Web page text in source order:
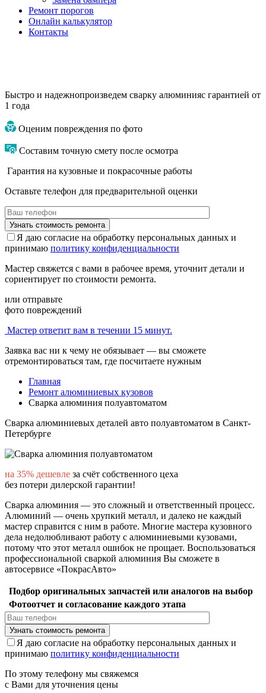
Ремонт порогов
Онлайн калькулятор
Контакты
Быстро и надежнопроизведем сварку алюминияс гарантией от
1 года
Оценим повреждения по фото
Составим точную смету после осмотра
Гарантия на кузовные и покрасочные работы
Оставьте телефон для предварительной оценки
Я даю согласие на обработку персональных данных и
принимаю политику конфиденциальности
Мастер свяжется с вами в рабочее время, уточнит детали и
сориентирует по стоимости ремонта.
или отправьте
фото повреждений
Мастер ответит вам в течении 15 минут.
Заявка вас ни к чему не обязывает — вы сможете
отремонтироваться там, где посчитаете нужным
Главная
Ремонт алюминиевых кузовов
Сварка алюминия полуавтоматом
Сварка алюминиевых деталей авто полуавтоматом в Санкт-
Петербурге
на 35% дешевле за счёт собственного цеха
без потери дилерской гарантии!
Сварка алюминия — это сложный и ответственный процесс.
Алюминий — очень хрупкий металл, и далеко не каждый
мастер справится с ним в работе. Многие мастера кузовного
дела недолюбливают работу с алюминиевыми кузовами,
потому что этот металл ошибок не прощает. Воспользоваться
профессиональной сваркой алюминия Вы сможете в
автосервисе «ПокрасАвто»
Подбор оригинальных запчастей или аналогов на выбор
Фотоотчет и согласование каждого этапа
Я даю согласие на обработку персональных данных и
принимаю политику конфиденциальности
По этому телефону мы свяжемся
с Вами для уточнения цены